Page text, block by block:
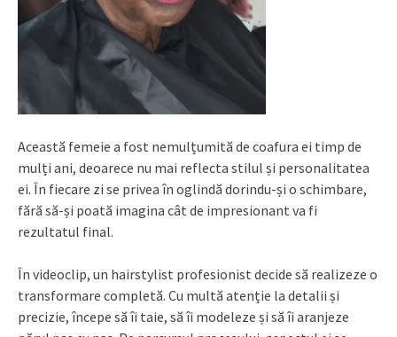
Această femeie a fost nemulțumită de coafura ei timp de
mulți ani, deoarece nu mai reflecta stilul și personalitatea
ei. În fiecare zi se privea în oglindă dorindu-și o schimbare,
fără să-și poată imagina cât de impresionant va fi
rezultatul final.
În videoclip, un hairstylist profesionist decide să realizeze o
transformare completă. Cu multă atenție la detalii și
precizie, începe să îi taie, să îi modeleze și să îi aranjeze